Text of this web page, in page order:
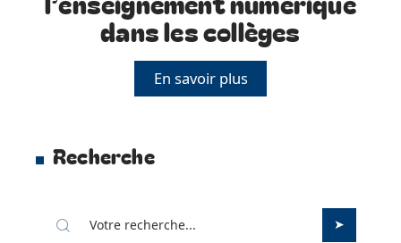
dans les collèges
En savoir plus
Recherche